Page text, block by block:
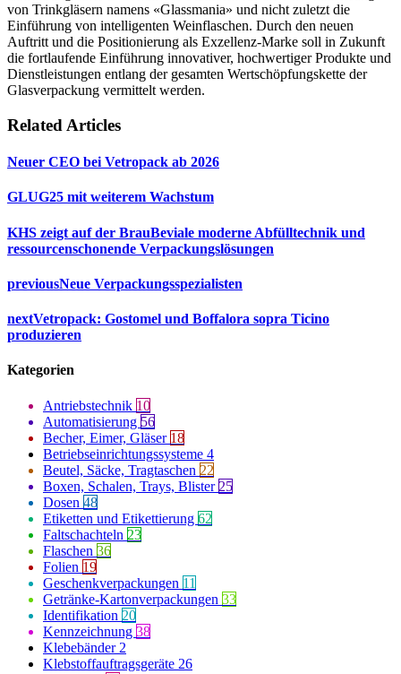
von Trinkgläsern namens «Glassmania» und nicht zuletzt die
Einführung von intelligenten Weinflaschen. Durch den neuen
Auftritt und die Positionierung als Exzellenz-Marke soll in Zukunft
die fortlaufende Einführung innovativer, hochwertiger Produkte und
Dienstleistungen entlang der gesamten Wertschöpfungskette der
Glasverpackung vermittelt werden.
Related Articles
Neuer CEO bei Vetropack ab 2026
GLUG25 mit weiterem Wachstum
KHS zeigt auf der BrauBeviale moderne Abfülltechnik und
ressourcenschonende Verpackungslösungen
previousNeue Verpackungsspezialisten
nextVetropack: Gostomel und Boffalora sopra Ticino
produzieren
Kategorien
Antriebstechnik 10
Automatisierung 56
Becher, Eimer, Gläser 18
Betriebseinrichtungssysteme 4
Beutel, Säcke, Tragtaschen 22
Boxen, Schalen, Trays, Blister 25
Dosen 48
Etiketten und Etikettierung 62
Faltschachteln 23
Flaschen 36
Folien 19
Geschenkverpackungen 11
Getränke-Kartonverpackungen 33
Identifikation 20
Kennzeichnung 38
Klebebänder 2
Klebstoffauftragsgeräte 26